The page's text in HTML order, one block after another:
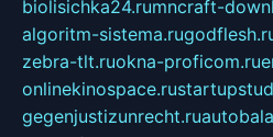
biolisichka24.rumncraft-
algoritm-sistema.ru
zebra-tlt.ruokna-proficom.ru
onlinekinospace.ru
gegenjustizunrecht.ru